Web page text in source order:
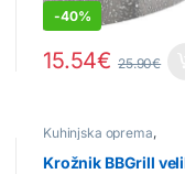
Možnosti lahko
-40%
15.54€ 25.90€
Kuhinjska oprema,
Krožnik BBGrill